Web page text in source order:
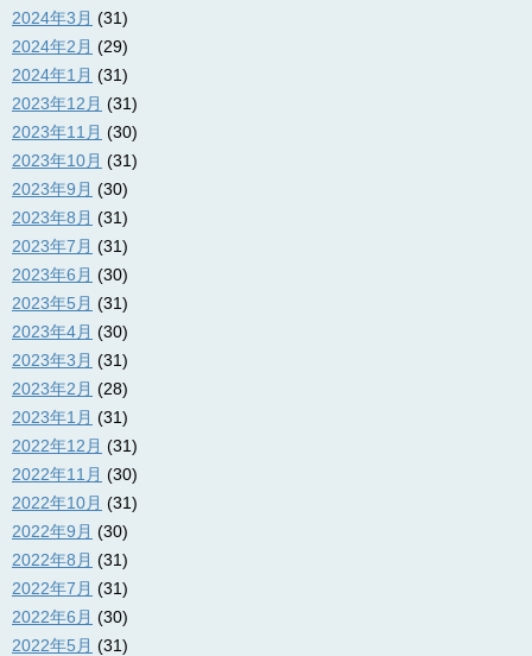
2024年3月 (31)
2024年2月 (29)
2024年1月 (31)
2023年12月 (31)
2023年11月 (30)
2023年10月 (31)
2023年9月 (30)
2023年8月 (31)
2023年7月 (31)
2023年6月 (30)
2023年5月 (31)
2023年4月 (30)
2023年3月 (31)
2023年2月 (28)
2023年1月 (31)
2022年12月 (31)
2022年11月 (30)
2022年10月 (31)
2022年9月 (30)
2022年8月 (31)
2022年7月 (31)
2022年6月 (30)
2022年5月 (31)